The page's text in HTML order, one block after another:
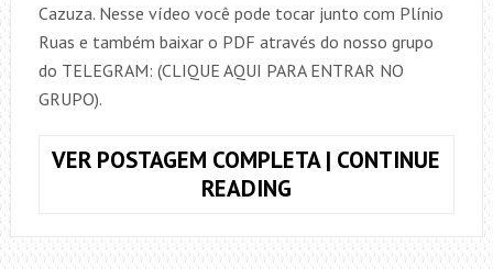
Cazuza. Nesse vídeo você pode tocar junto com Plínio
Ruas e também baixar o PDF através do nosso grupo
do TELEGRAM: (CLIQUE AQUI PARA ENTRAR NO
GRUPO).
VER POSTAGEM COMPLETA | CONTINUE
READINGTOQUE
FAZ